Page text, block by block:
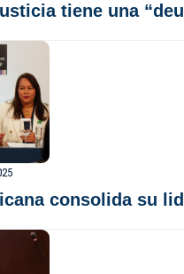
tiene una
consolida su